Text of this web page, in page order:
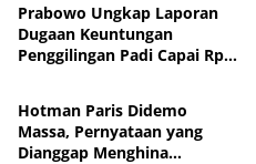
Prabowo Ungkap Laporan
Dugaan Keuntungan
Penggilingan Padi Capai Rp2
Penertiban
Nasional
Hotman Paris Didemo
Massa, Pernyataan yang
Dianggap Menghina